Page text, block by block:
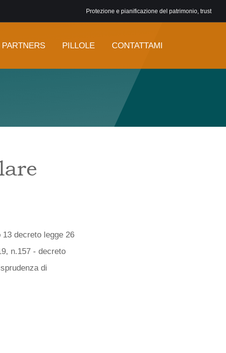
Protezione e pianificazione del patrimonio, trust
PARTNERS PILLOLE CONTATTAMI
decreto legge 26
n.157 - decreto
di